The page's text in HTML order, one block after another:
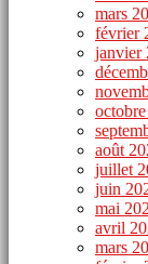
mars
février
janvier
août
juillet
juin
mai
avril
mars